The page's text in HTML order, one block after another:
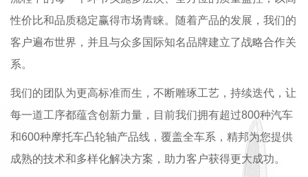
性价比和品质稳定赢得市场青睐。随着产品的发展，我们的
客户遍布世界，并且与众多国际知名品牌建立了战略合作关
系。
我们的团队为更高标准而生，不断雕琢工艺，持续迭代，让
每一道工序都蕴含创新力量，目前我们拥有超过800种汽车
和600种摩托车凸轮轴产品线，覆盖全车系，精邦为您提供
成熟的技术和多样化解决方案，助力客户获得更大成功。